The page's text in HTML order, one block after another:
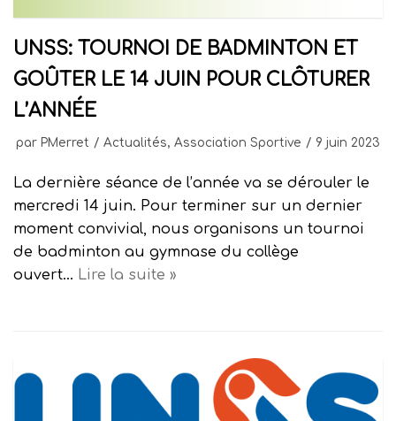
UNSS: TOURNOI DE BADMINTON ET
GOÛTER LE 14 JUIN POUR CLÔTURER
L’ANNÉE
par PMerret Actualités, Association Sportive 9 juin 2023
La dernière séance de l’année va se dérouler le
mercredi 14 juin. Pour terminer sur un dernier
moment convivial, nous organisons un tournoi
de badminton au gymnase du collège
ouvert… Lire la suite »